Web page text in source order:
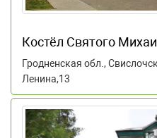
Костёл Святого
Гродненская обл.,
Ленина,13